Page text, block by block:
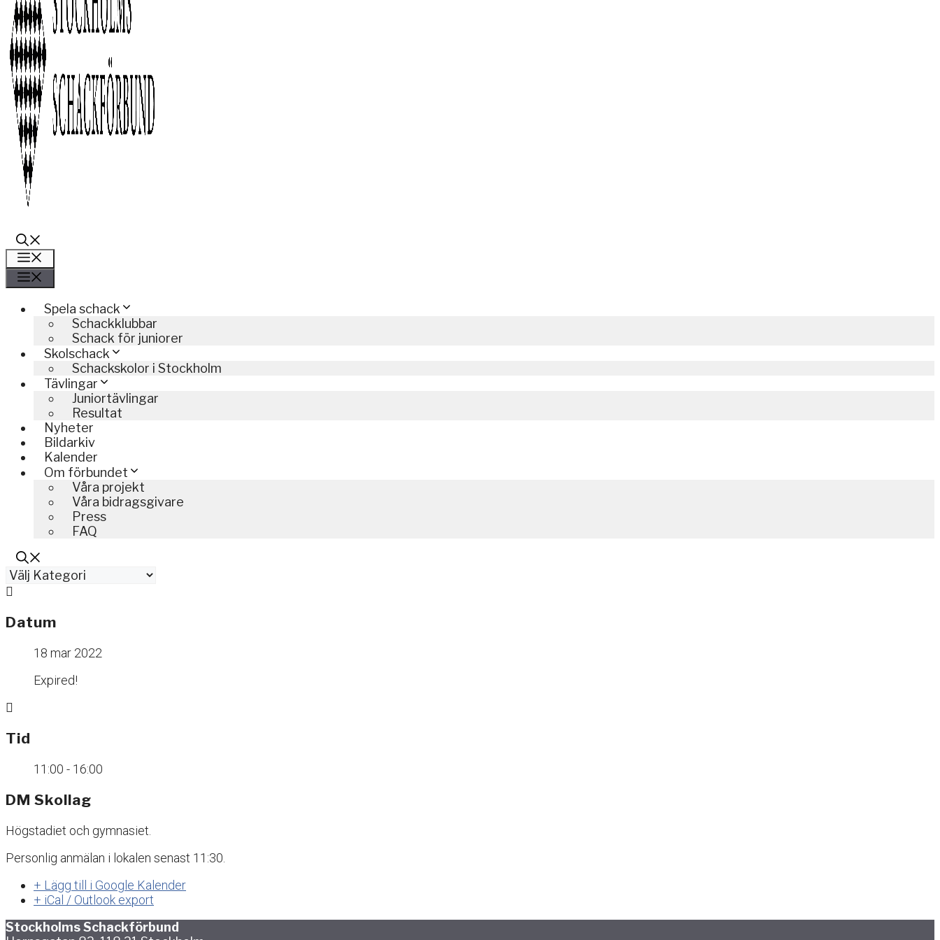
Spela schack
Schackklubbar
Schack för juniorer
Skolschack
Schackskolor i Stockholm
Tävlingar
Juniortävlingar
Resultat
Nyheter
Bildarkiv
Kalender
Om förbundet
Våra projekt
Våra bidragsgivare
Press
FAQ
Kategorier
Datum
18 mar 2022
Expired!
Tid
11:00 - 16:00
DM Skollag
Högstadiet och gymnasiet.
Personlig anmälan i lokalen senast 11:30.
+ Lägg till i Google Kalender
+ iCal / Outlook export
Stockholms Schackförbund